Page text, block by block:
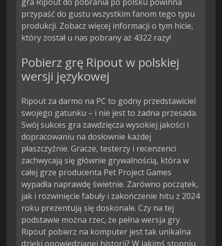
przypaść do gustu wszystkim fanom tego typu
produkcji. Zobacz więcej informacji o tym hicie,
który został u nas pobrany aż 4322 razy!
Pobierz grę Ripout w polskiej
wersji językowej
Ripout za darmo na PC to godny przedstawiciel
swojego gatunku – i nie jest to żadna przesada.
Swój sukces gra zawdzięcza wysokiej jakości i
dopracowaniu na dosłownie każdej
płaszczyźnie. Gracze, testerzy i recenzenci
zachwycają się głównie grywalnością, która w
całej grze producenta Pet Project Games
wypadła naprawdę świetnie. Zarówno początek,
jak i rozwinięcie fabuły i zakończenie hitu z 2024
roku prezentują się doskonale. Czy na tej
podstawie można rzec, że pełna wersja gry
Ripout pobierz na komputer jest tak unikalna
dzięki opowiedzianej historii? W jakimś stopniu